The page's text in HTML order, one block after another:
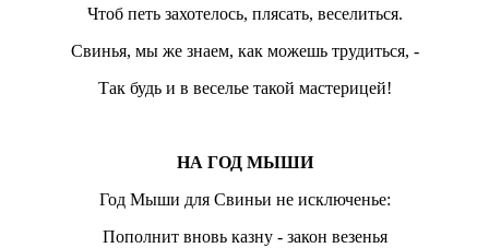
Чтоб петь захотелось, плясать, веселиться.
Свинья, мы же знаем, как можешь трудиться, -
Так будь и в веселье такой мастерицей!
НА ГОД МЫШИ
Год Мыши для Свиньи не исключенье:
Пополнит вновь казну - закон везенья